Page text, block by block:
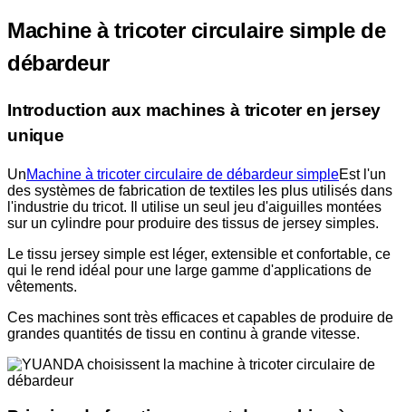
Machine à tricoter circulaire simple de
débardeur
Introduction aux machines à tricoter en jersey
unique
UnMachine à tricoter circulaire de débardeur simpleEst l'un
des systèmes de fabrication de textiles les plus utilisés dans
l'industrie du tricot. Il utilise un seul jeu d'aiguilles montées
sur un cylindre pour produire des tissus de jersey simples.
Le tissu jersey simple est léger, extensible et confortable, ce
qui le rend idéal pour une large gamme d'applications de
vêtements.
Ces machines sont très efficaces et capables de produire de
grandes quantités de tissu en continu à grande vitesse.